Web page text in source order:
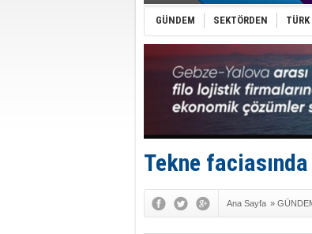
GÜNDEM SEKTÖRDEN
Tekne
Ana Sayfa »